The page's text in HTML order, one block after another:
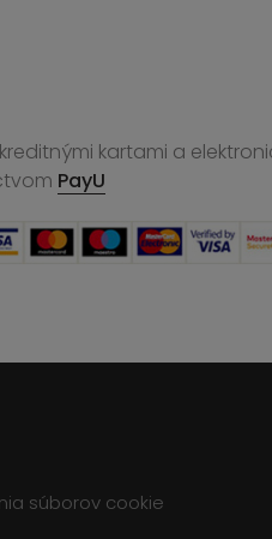
kartami a
PayU
súborov cookie